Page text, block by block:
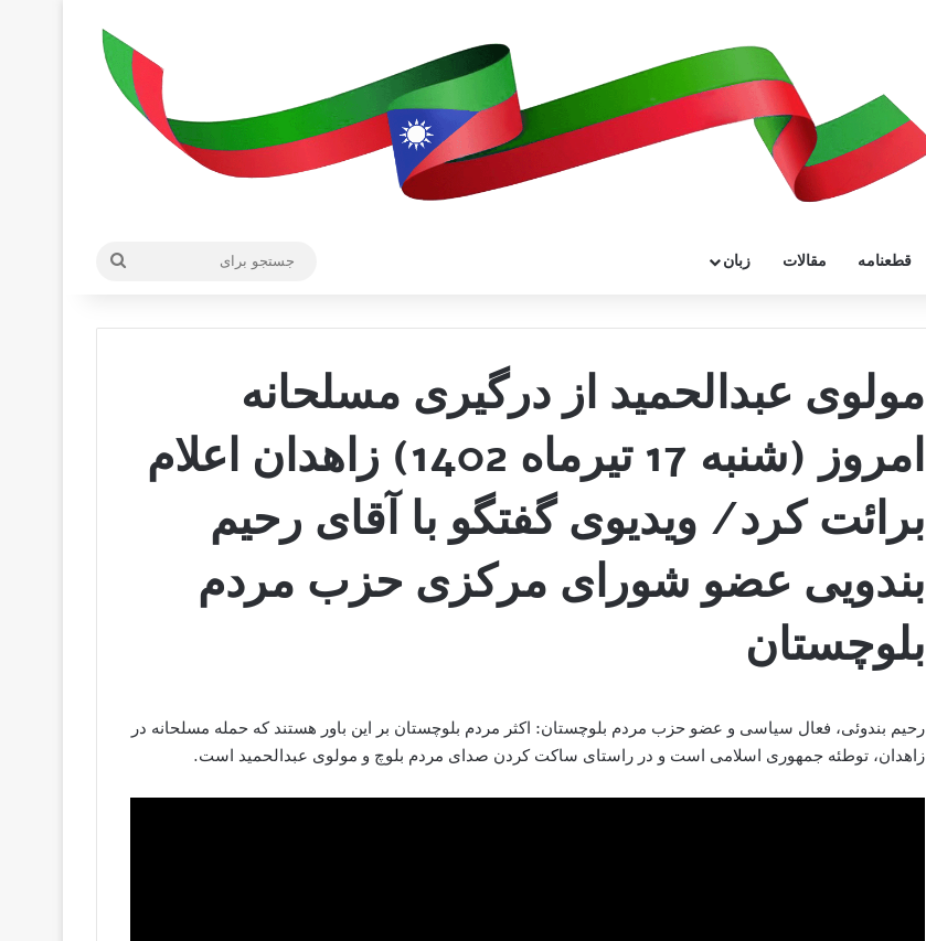
قطعنامه مقالات زبان
مولوی عبدالحمید از درگیری مسلحانه
امروز (شنبه 17 تیرماه 1402) زاهدان اعلام
برائت کرد/ ویدیوی گفتگو با آقای رحیم
بندویی عضو شورای مرکزی حزب مردم
بلوچستان
رحیم بندوئی، فعال سیاسی و عضو حزب مردم بلوچستان: اکثر مردم بلوچستان بر این باور هستند که حمله مسلحانه در
زاهدان، توطئه جمهوری اسلامی است و در راستای ساکت کردن صدای مردم بلوچ و مولوی عبدالحمید است.